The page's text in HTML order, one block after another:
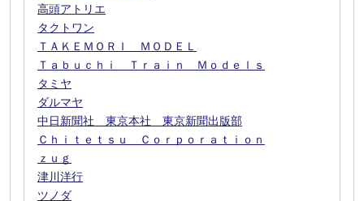
高頭アトリエ
タクトワン
ＴＡＫＥＭＯＲＩ ＭＯＤＥＬ
Ｔａｂｕｃｈｉ Ｔｒａｉｎ Ｍｏｄｅｌｓ
タミヤ
ダルマヤ
中日新聞社 東京本社 東京新聞出版部
Ｃｈｉｔｅｔｓｕ Ｃｏｒｐｏｒａｔｉｏｎ
ｚｕｇ
津川洋行
ツノダ